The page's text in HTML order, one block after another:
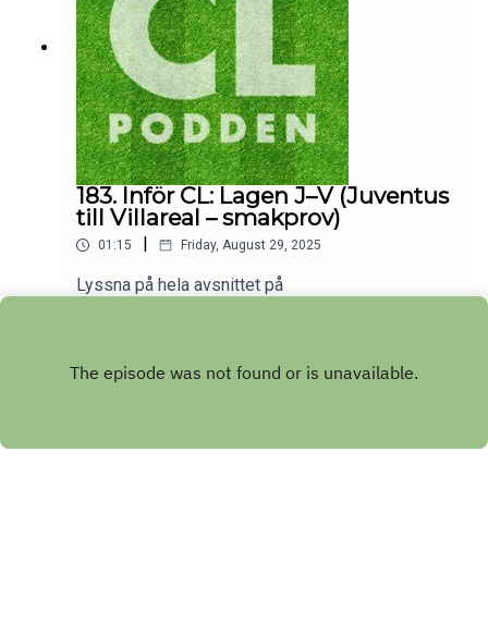
183. Inför CL: Lagen J–V (Juventus
till Villareal – smakprov)
01:15 | Friday, August 29, 2025
Lyssna på hela avsnittet på
Manchester City, Marseille, Monaco, Napoli,
Union SG, Villarreal.